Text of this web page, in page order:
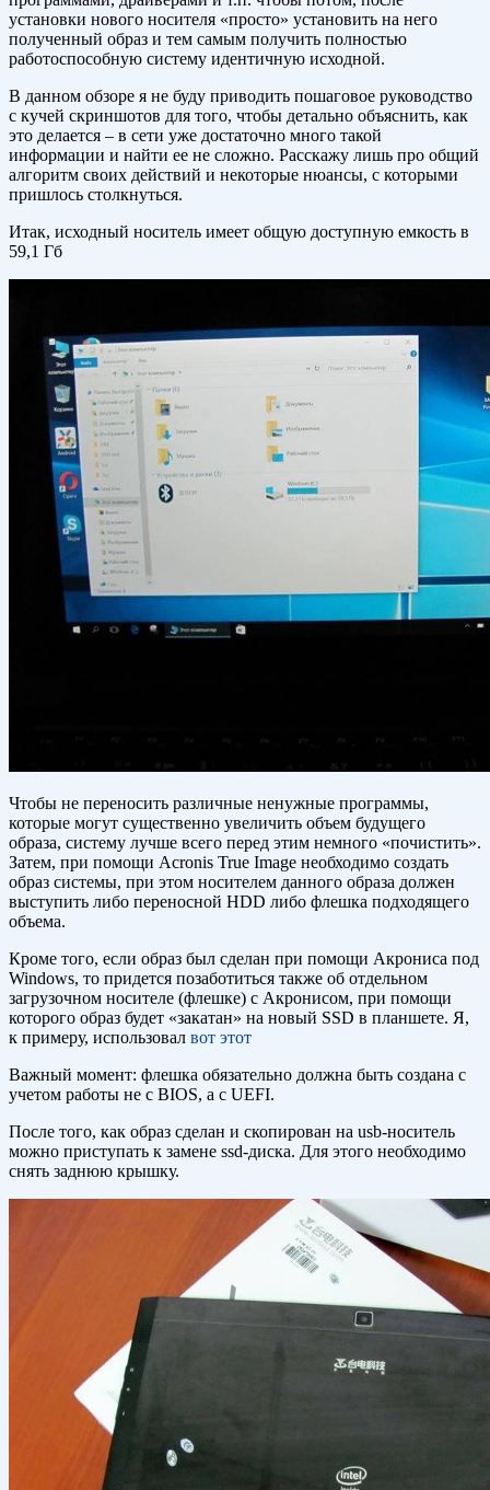
установки нового носителя «просто» установить на него
полученный образ и тем самым получить полностью
работоспособную систему идентичную исходной.
В данном обзоре я не буду приводить пошаговое руководство
с кучей скриншотов для того, чтобы детально объяснить, как
это делается – в сети уже достаточно много такой
информации и найти ее не сложно. Расскажу лишь про общий
алгоритм своих действий и некоторые нюансы, с которыми
пришлось столкнуться.
Итак, исходный носитель имеет общую доступную емкость в
59,1 Гб
Чтобы не переносить различные ненужные программы,
которые могут существенно увеличить объем будущего
образа, систему лучше всего перед этим немного «почистить».
Затем, при помощи Acronis True Image необходимо создать
образ системы, при этом носителем данного образа должен
выступить либо переносной HDD либо флешка подходящего
объема.
Кроме того, если образ был сделан при помощи Акрониса под
Windows, то придется позаботиться также об отдельном
загрузочном носителе (флешке) с Акронисом, при помощи
которого образ будет «закатан» на новый SSD в планшете. Я,
к примеру, использовал вот этот
Важный момент: флешка обязательно должна быть создана с
учетом работы не с BIOS, а с UEFI.
После того, как образ сделан и скопирован на usb-носитель
можно приступать к замене ssd-диска. Для этого необходимо
снять заднюю крышку.